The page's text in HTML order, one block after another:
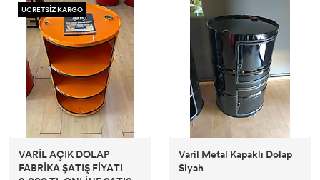
ÜCRETSİZ KARGO
VARİL AÇIK DOLAP
FABRİKA ŞATIŞ FİYATI
Varil Metal Kapaklı Dolap
Siyah